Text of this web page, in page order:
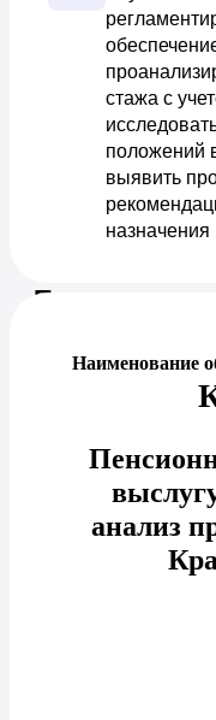
стажа с
положений
выявить
назначения
Наименование
анализ